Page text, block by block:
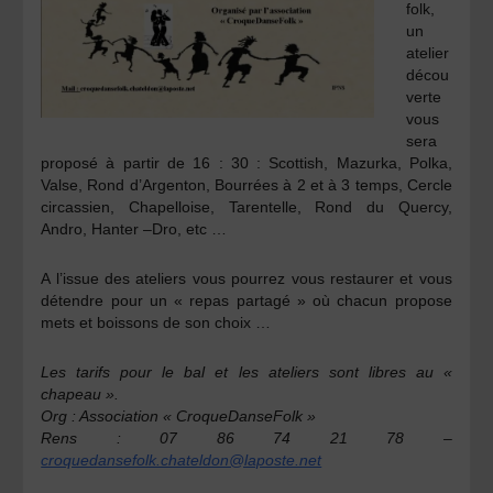
folk,
un
atelier
décou
verte
vous
sera
proposé à partir de 16 : 30 : Scottish, Mazurka, Polka,
Valse, Rond d’Argenton, Bourrées à 2 et à 3 temps, Cercle
circassien, Chapelloise, Tarentelle, Rond du Quercy,
Andro, Hanter –Dro, etc …
A l’issue des ateliers vous pourrez vous restaurer et vous
détendre pour un « repas partagé » où chacun propose
mets et boissons de son choix …
Les tarifs pour le bal et les ateliers sont libres au «
chapeau ».
Org : Association « CroqueDanseFolk »
Rens : 07 86 74 21 78 –
croquedansefolk.chateldon@laposte.net